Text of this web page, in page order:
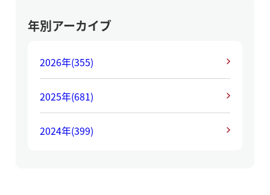
年別アーカイブ
2026年(355)
2025年(681)
2024年(399)